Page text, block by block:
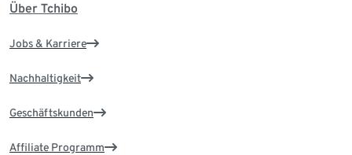
Über Tchibo
Jobs & Karriere
Nachhaltigkeit
Geschäftskunden
Affiliate Programm